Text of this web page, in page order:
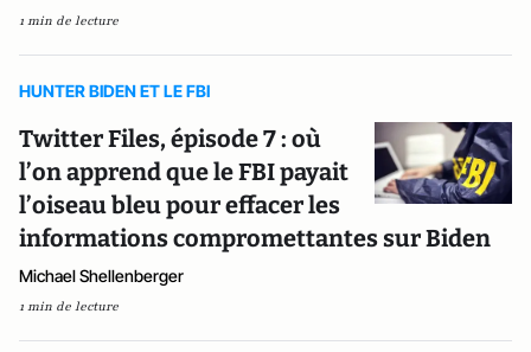
1 min de lecture
HUNTER BIDEN ET LE FBI
Twitter Files, épisode 7 : où
l’on apprend que le FBI payait
l’oiseau bleu pour effacer les
informations compromettantes sur Biden
Michael Shellenberger
1 min de lecture